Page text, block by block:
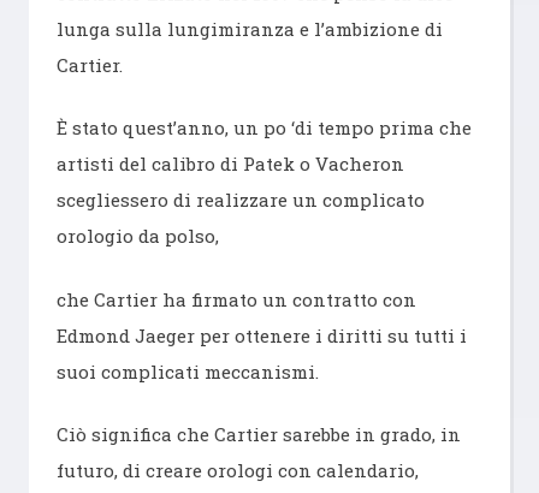
lunga sulla lungimiranza e l’ambizione di
Cartier.
È stato quest’anno, un po ‘di tempo prima che
artisti del calibro di Patek o Vacheron
scegliessero di realizzare un complicato
orologio da polso,
che Cartier ha firmato un contratto con
Edmond Jaeger per ottenere i diritti su tutti i
suoi complicati meccanismi.
Ciò significa che Cartier sarebbe in grado, in
futuro, di creare orologi con calendario,